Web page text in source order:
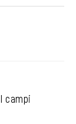
I campi